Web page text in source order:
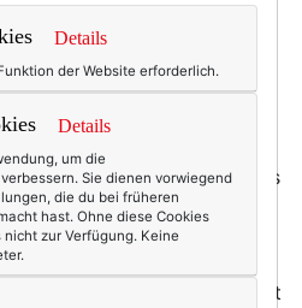
Klingt ja auch toll: Nach
nach Wertschätzung.
zum eigenen Körper, zu
wert bin. Yes!
sind wir uns
sonderlich viel, wenn ich das
auf Social Media
Seite zwar ständig
geredet – aber
doch nur um Masse statt
Details
der Website erforderlich.
Details
um die
Sie dienen vorwiegend
die du bei früheren
hast. Ohne diese Cookies
zur Verfügung. Keine